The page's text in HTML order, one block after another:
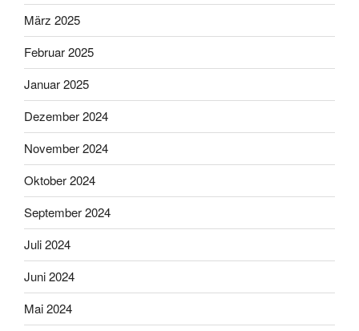
März 2025
Februar 2025
Januar 2025
Dezember 2024
November 2024
Oktober 2024
September 2024
Juli 2024
Juni 2024
Mai 2024